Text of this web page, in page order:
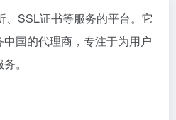
SSL证书等服务的平台。它
国的代理商，专注于为用户
。